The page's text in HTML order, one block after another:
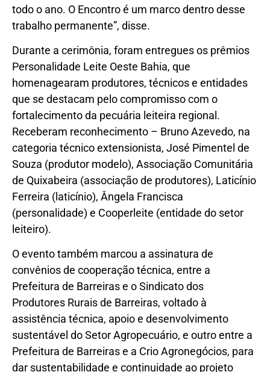
todo o ano. O Encontro é um marco dentro desse
trabalho permanente”, disse.
Durante a cerimônia, foram entregues os prêmios
Personalidade Leite Oeste Bahia, que
homenagearam produtores, técnicos e entidades
que se destacam pelo compromisso com o
fortalecimento da pecuária leiteira regional.
Receberam reconhecimento – Bruno Azevedo, na
categoria técnico extensionista, José Pimentel de
Souza (produtor modelo), Associação Comunitária
de Quixabeira (associação de produtores), Laticínio
Ferreira (laticínio), Ângela Francisca
(personalidade) e Cooperleite (entidade do setor
leiteiro).
O evento também marcou a assinatura de
convênios de cooperação técnica, entre a
Prefeitura de Barreiras e o Sindicato dos
Produtores Rurais de Barreiras, voltado à
assistência técnica, apoio e desenvolvimento
sustentável do Setor Agropecuário, e outro entre a
Prefeitura de Barreiras e a Crio Agronegócios, para
dar sustentabilidade e continuidade ao projeto